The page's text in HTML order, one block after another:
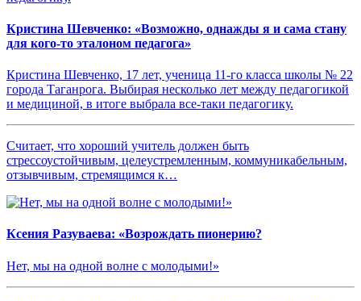
Кристина Шевченко: «Возможно, однажды я и сама стану
для кого-то эталоном педагога»
Кристина Шевченко, 17 лет, ученица 11-го класса школы № 22
города Таганрога. Выбирая несколько лет между педагогикой
и медициной, в итоге выбрала все-таки педагогику.
Считает, что хороший учитель должен быть
стрессоустойчивым, целеустремленным, коммуникабельным,
отзывчивым, стремящимся к…
Ксения Разуваева: «Возрождать пионерию?
Нет, мы на одной волне с молодыми!»